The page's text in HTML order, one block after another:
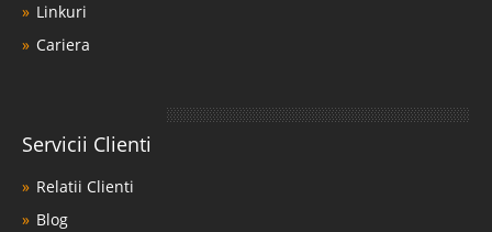
Linkuri
Cariera
Servicii Clienti
Relatii Clienti
Blog